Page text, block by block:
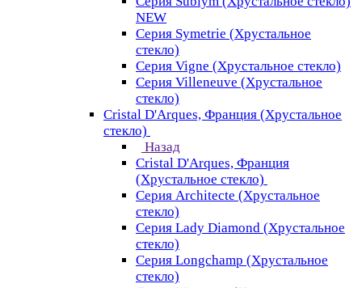
NEW
Серия Symetrie (Хрустальное
стекло)
Серия Vigne (Хрустальное стекло)
Серия Villeneuve (Хрустальное
стекло)
Cristal D'Arques, Франция (Хрустальное
стекло)
Назад
Cristal D'Arques, Франция
(Хрустальное стекло)
Серия Architecte (Хрустальное
стекло)
Серия Lady Diamond (Хрустальное
стекло)
Серия Longchamp (Хрустальное
стекло)